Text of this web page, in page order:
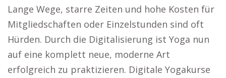
Lange Wege, starre Zeiten und hohe Kosten für
Mitgliedschaften oder Einzelstunden sind oft
Hürden. Durch die Digitalisierung ist Yoga nun
auf eine komplett neue, moderne Art
erfolgreich zu praktizieren. Digitale Yogakurse